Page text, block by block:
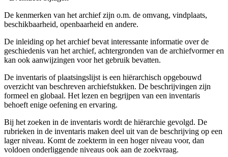
De kenmerken van het archief zijn o.m. de omvang, vindplaats,
beschikbaarheid, openbaarheid en andere.
De inleiding op het archief bevat interessante informatie over de
geschiedenis van het archief, achtergronden van de archiefvormer en
kan ook aanwijzingen voor het gebruik bevatten.
De inventaris of plaatsingslijst is een hiërarchisch opgebouwd
overzicht van beschreven archiefstukken. De beschrijvingen zijn
formeel en globaal. Het lezen en begrijpen van een inventaris
behoeft enige oefening en ervaring.
Bij het zoeken in de inventaris wordt de hiërarchie gevolgd. De
rubrieken in de inventaris maken deel uit van de beschrijving op een
lager niveau. Komt de zoekterm in een hoger niveau voor, dan
voldoen onderliggende niveaus ook aan de zoekvraag.